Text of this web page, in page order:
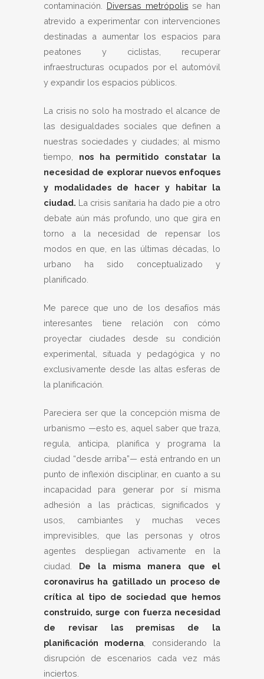
contaminación. Diversas metrópolis se han
atrevido a experimentar con intervenciones
destinadas a aumentar los espacios para
peatones y ciclistas, recuperar
infraestructuras ocupados por el automóvil
y expandir los espacios públicos.
La crisis no solo ha mostrado el alcance de
las desigualdades sociales que definen a
nuestras sociedades y ciudades; al mismo
tiempo, nos ha permitido constatar la
necesidad de explorar nuevos enfoques
y modalidades de hacer y habitar la
ciudad. La crisis sanitaria ha dado pie a otro
debate aún más profundo, uno que gira en
torno a la necesidad de repensar los
modos en que, en las últimas décadas, lo
urbano ha sido conceptualizado y
planificado.
Me parece que uno de los desafíos más
interesantes tiene relación con cómo
proyectar ciudades desde su condición
experimental, situada y pedagógica y no
exclusivamente desde las altas esferas de
la planificación.
Pareciera ser que la concepción misma de
urbanismo —esto es, aquel saber que traza,
regula, anticipa, planifica y programa la
ciudad “desde arriba”— está entrando en un
punto de inflexión disciplinar, en cuanto a su
incapacidad para generar por sí misma
adhesión a las prácticas, significados y
usos, cambiantes y muchas veces
imprevisibles, que las personas y otros
agentes despliegan activamente en la
ciudad. De la misma manera que el
coronavirus ha gatillado un proceso de
crítica al tipo de sociedad que hemos
construido, surge con fuerza necesidad
de revisar las premisas de la
planificación moderna , considerando la
disrupción de escenarios cada vez más
inciertos.